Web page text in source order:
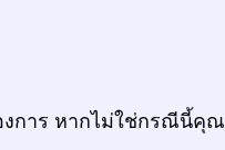
การ หากไม่ใช่กรณีนี้คุณ